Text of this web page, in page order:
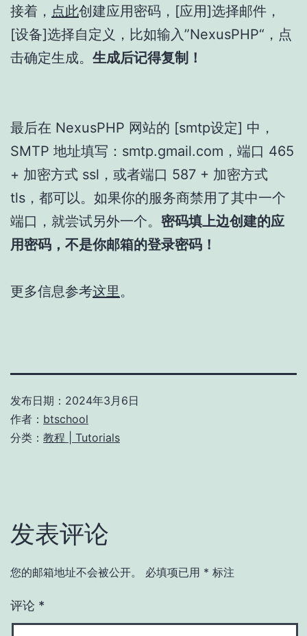
接着， 点此创建应用密码，[应用]选择邮件，
[设备]选择自定义，比如输入”NexusPHP“，点
击确定生成。 生成后记得复制！
最后在 NexusPHP 网站的 [smtp设定] 中，
SMTP 地址填写：smtp.gmail.com，端口 465
+ 加密方式 ssl，或者端口 587 + 加密方式
tls，都可以。如果你的服务商禁用了其中一个
端口，就尝试另外一个。 密码填上边创建的应
用密码，不是你邮箱的登录密码！
更多信息参考这里。
发布日期： 2024年3月6日
作者： btschool
分类： 教程 | Tutorials
发表评论
您的邮箱地址不会被公开。 必填项已用 * 标注
评论 *